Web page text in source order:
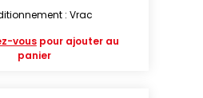
: Vrac
vouspour ajouter au
panier